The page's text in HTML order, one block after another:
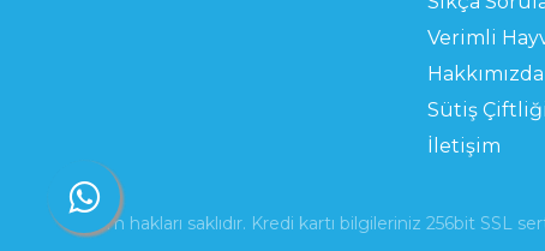
Verimli
Hakkımızda
Sütiş Çiftliği
İletişim
© Tüm hakları saklıdır. Kredi kartı bilgileriniz 256bit SSL